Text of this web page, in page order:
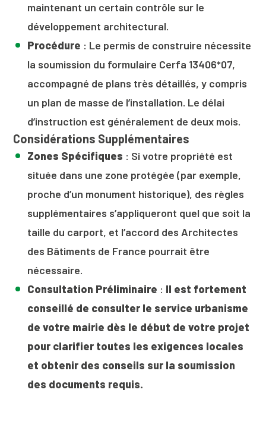
maintenant un certain contrôle sur le
développement architectural.
Procédure : Le permis de construire nécessite
la soumission du formulaire Cerfa 13406*07,
accompagné de plans très détaillés, y compris
un plan de masse de l’installation. Le délai
d’instruction est généralement de deux mois.
Considérations Supplémentaires
Zones Spécifiques : Si votre propriété est
située dans une zone protégée (par exemple,
proche d’un monument historique), des règles
supplémentaires s’appliqueront quel que soit la
taille du carport, et l’accord des Architectes
des Bâtiments de France pourrait être
nécessaire.
Consultation Préliminaire : Il est fortement
conseillé de consulter le service urbanisme
de votre mairie dès le début de votre projet
pour clarifier toutes les exigences locales
et obtenir des conseils sur la soumission
des documents requis.